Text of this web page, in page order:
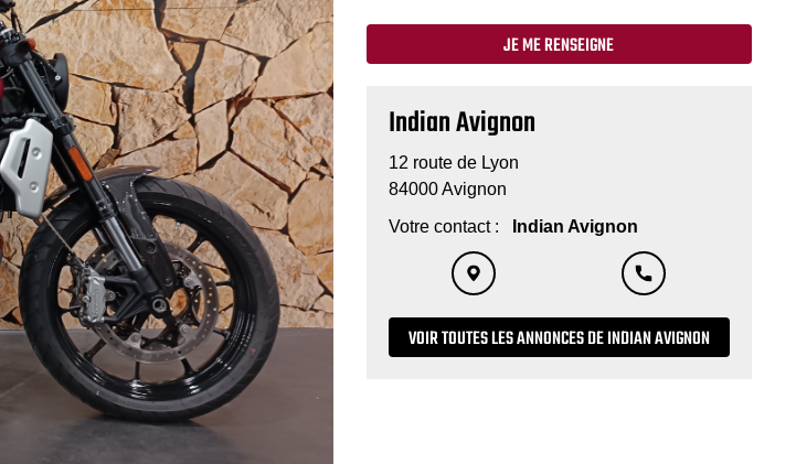
JE ME RENSEIGNE
Indian Avignon
12 route de Lyon
84000 Avignon
Votre contact :
Indian Avignon
VOIR TOUTES LES ANNONCES DE INDIAN AVIGNON